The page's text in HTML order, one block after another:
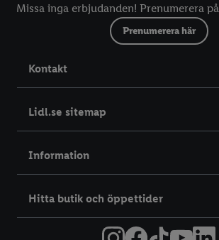
Missa inga erbjudanden! Prenumerera
Prenumerera här
Kontakt
Lidl.se sitemap
Information
Hitta butik och öppettider